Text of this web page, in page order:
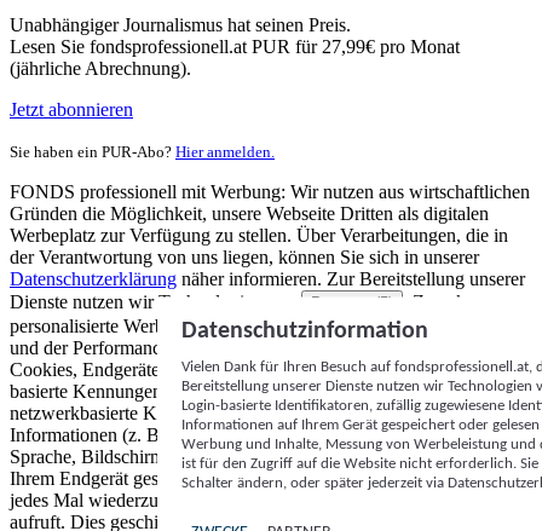
Unabhängiger Journalismus hat seinen Preis.
Lesen Sie fondsprofessionell.at PUR für 27,99€ pro Monat
(jährliche Abrechnung).
Jetzt abonnieren
Sie haben ein PUR-Abo? Hier anmelden.
FONDS professionell mit Werbung: Wir nutzen aus wirtschaftlichen
Gründen die Möglichkeit, unsere Webseite Dritten als digitalen
Werbeplatz zur Verfügung zu stellen. Über Verarbeitungen, die in
der Verantwortung von uns liegen, können Sie sich in unserer
Datenschutzerklärung näher informieren. Zur Bereitstellung unserer
Dienste nutzen wir Technologien von
Partnern (5)
. Zwecke:
personalisierte Werbung und Inhalte, Messung von Werbeleistung
und der Performance von Inhalten sowie Zielgruppenforschung.
Cookies, Endgeräte- oder ähnliche Online-Kennungen (z. B. login-
basierte Kennungen, zufällig generierte Kennungen,
netzwerkbasierte Kennungen) können zusammen mit anderen
Informationen (z. B. Browsertyp und Browserinformationen,
Sprache, Bildschirmgröße, unterstützte Technologien usw.) auf
Ihrem Endgerät gespeichert oder von dort ausgelesen werden, um es
jedes Mal wiederzuerkennen, wenn es eine App oder einer Webseite
aufruft. Dies geschieht für einen oder mehrere der hier aufgeführten
Datenschutzinformation
Vielen Dank für Ihren Besuch auf
Bereitstellung unserer Dienste nutzen wir Technologien
Login-basierte Identifikatoren, zufällig zugewiesene
Informationen auf Ihrem Gerät gespeichert oder
Werbung und Inhalte, Messung von Werbeleistung
ist für den Zugriff auf die Website nicht erforderlich.
Schalter ändern, oder später jederzeit via